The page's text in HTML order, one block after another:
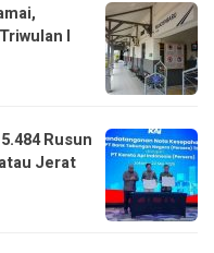
I
Rusun
Jerat